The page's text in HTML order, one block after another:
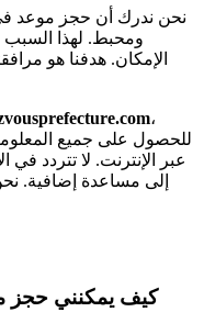
نحن ندرك أن حجز موعد
ومحبط. لهذا السبب
الإمكان. هدفنا هو
،
للحصول على جميع
عبر الإنترنت. لا تتردد في
إلى مساعدة إضافية.
كيف يمكنني حجز